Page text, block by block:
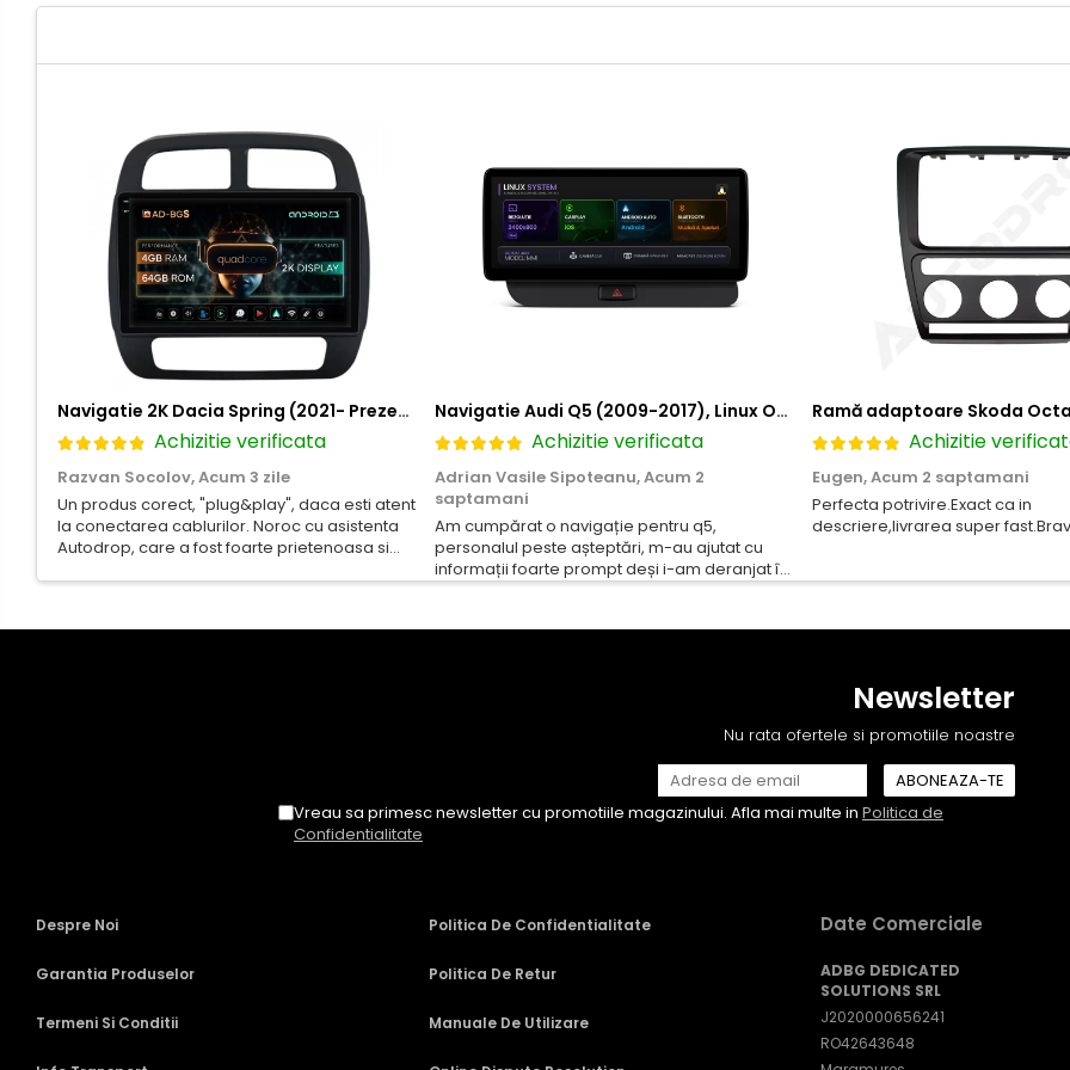
Navigații universale 1DIN
Rame adaptoare Volkswagen
Rame adaptoare Ford
Rame adaptoare M-Benz
Rame adaptoare Opel
Rame adaptoare Skoda
Rame adaptoare Suzuki
Rame adaptoare Dacia
Rame adaptoare Audi
Rame adaptoare Peugeot
Navigatie 2K Dacia Spring (2021- Prezent), Android, S-Quadcore / 4GB RAM + 64GB ROM, 9.5 Inch - AD-BGS90042K+AD-BGRKIT366V4s
Achizitie verificata
Razvan Socolov,Acum 3 zile
Un produs corect, "plug&play", daca esti atent
la conectarea cablurilor. Noroc cu asistenta
Autodrop, care a fost foarte prietenoasa si
mi-a atras atentia ca nu era conectat cablul
Navigatie Audi Q5 (2009-2017), Linux OS & OEM, MMI 3G, CarPlay & Android Auto Wireless, MirrorLink, Camera AHD, 12.3 Inch - AD-BGAALNXH+AD-BGRKITQ5002
Achizitie verificata
Adrian Vasile Sipoteanu,Acum 2
saptamani
Am cumpărat o navigație pentru q5,
personalul peste așteptări, m-au ajutat cu
informații foarte prompt deși i-am deranjat în
repetate rânduri. Foarte serviabili, livrare
revin la ei și pentru vi...
Achizitie
Eugen,Acum 2 saptamani
Perfecta potrivire.Exact ca in
descriere,livrarea super
Newsletter
Nu rata ofertele si promotiile noastre
Vreau sa primesc newsletter cu promotiile magazinului. Afla mai multe in Politica de
Confidentialitate
Despre Noi
Garantia Produselor
Termeni Si Conditii
Politica De Confidentialitate
Politica De Retur
Manuale De Utilizare
Date Comerciale
ADBG DEDICATED
SOLUTIONS SRL
J2020000656241
RO42643648